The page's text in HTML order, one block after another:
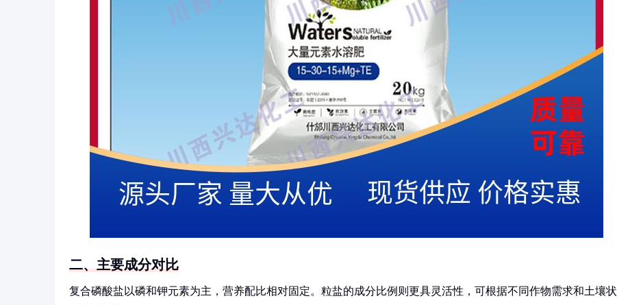
二、主要成分对比
复合磷酸盐以磷和钾元素为主，营养配比相对固定。粒盐的成分比例则更具灵活性，可根据不同作物需求和土壤状